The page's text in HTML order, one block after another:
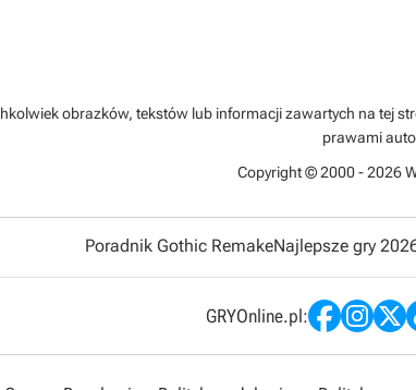
obrazków, tekstów lub informacji zawartych na tej
prawami
Copyright © 2000 - 2026
Poradnik Gothic RemakeNajlepsze gry
GRYOnline.pl: